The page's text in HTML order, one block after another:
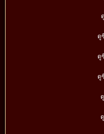
ดู
ดู
ดู